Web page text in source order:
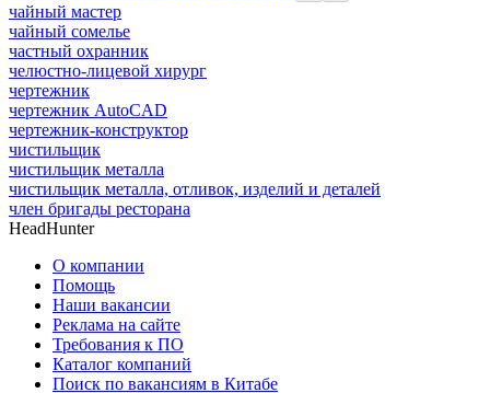
чайный мастер
чайный сомелье
частный охранник
челюстно-лицевой хирург
чертежник
чертежник AutoCAD
чертежник-конструктор
чистильщик
чистильщик металла
чистильщик металла, отливок, изделий и деталей
член бригады ресторана
HeadHunter
О компании
Помощь
Наши вакансии
Реклама на сайте
Требования к ПО
Каталог компаний
Поиск по вакансиям в Китабе